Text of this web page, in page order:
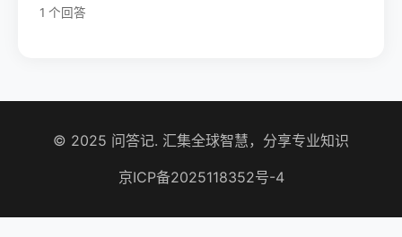
1 个回答
© 2025 问答记. 汇集全球智慧，分享专业知识
京ICP备2025118352号-4